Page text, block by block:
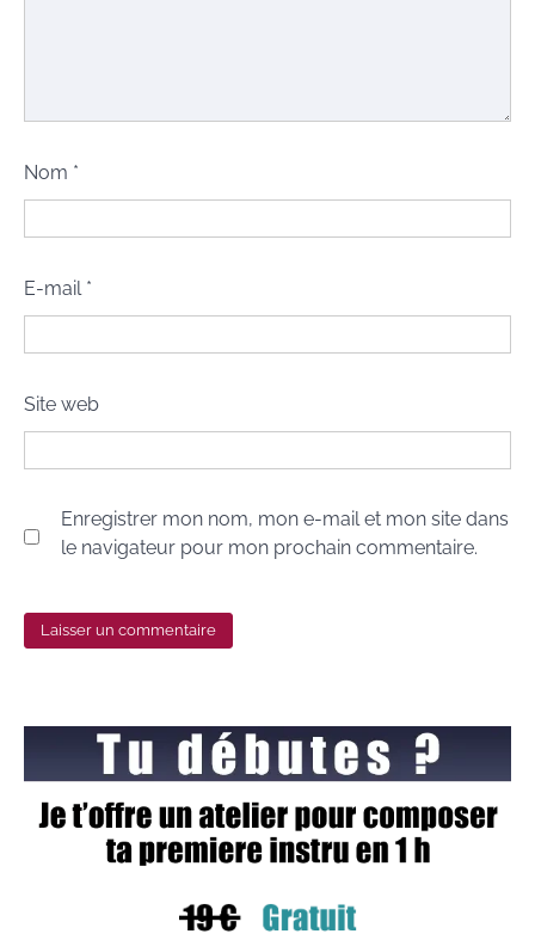
Nom *
E-mail *
Site web
Enregistrer mon nom, mon e-mail et mon site dans
le navigateur pour mon prochain commentaire.